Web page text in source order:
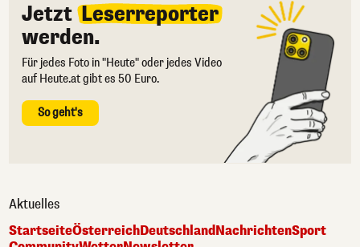
Jetzt Leserreporter
werden.
Für jedes Foto in "Heute" oder jedes Video
auf Heute.at gibt es 50 Euro.
So geht's
Aktuelles
StartseiteÖsterreichDeutschlandNachrichtenSport